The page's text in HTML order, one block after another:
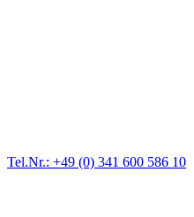
Tel.Nr.: +49 (0) 341 600 586 10